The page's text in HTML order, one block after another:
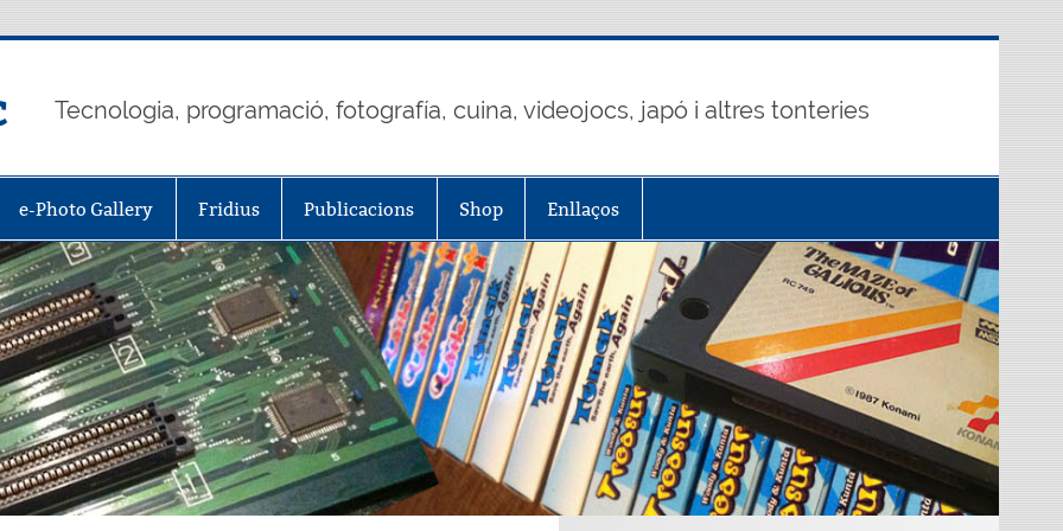
Tecnologia, programació, fotografía, cuina, videojocs, japó i altres tonteries
e-Photo Gallery Fridius Publicacions Shop Enllaços